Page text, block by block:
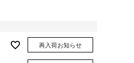
再入荷お知らせ